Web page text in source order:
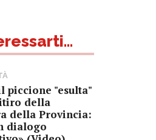
piccione "esulta"
della
della Provincia:
dialogo